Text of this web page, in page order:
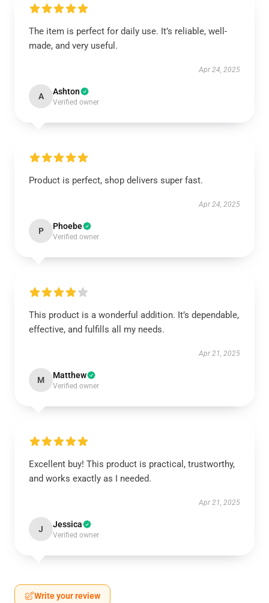
The item is perfect for daily use. It’s reliable, well-
made, and very useful.
Apr 24, 2025
A Ashton
Verified owner
Product is perfect, shop delivers super fast.
Apr 24, 2025
P Phoebe
Verified owner
This product is a wonderful addition. It’s dependable,
effective, and fulfills all my needs.
Apr 21, 2025
M Matthew
Verified owner
Excellent buy! This product is practical, trustworthy,
and works exactly as I needed.
Apr 21, 2025
J Jessica
Verified owner
Write your review